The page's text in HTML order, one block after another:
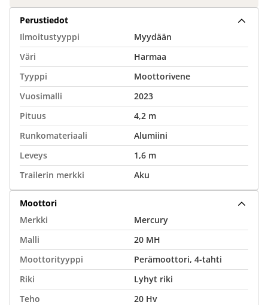
Perustiedot
Ilmoitustyyppi
Myydään
Väri
Harmaa
Tyyppi
Moottorivene
Vuosimalli
2023
Pituus
4,2 m
Runkomateriaali
Alumiini
Leveys
1,6 m
Trailerin merkki
Aku
Moottori
Merkki
Mercury
Malli
20 MH
Moottorityyppi
Perämoottori, 4-tahti
Riki
Lyhyt riki
Teho
20 Hv